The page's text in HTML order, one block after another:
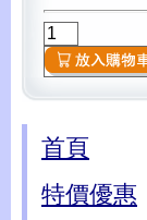
首頁
特價優惠